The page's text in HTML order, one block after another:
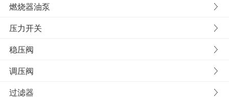
燃烧器油泵
压力开关
稳压阀
调压阀
过滤器